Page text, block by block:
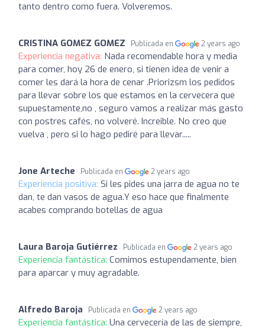
tanto dentro como fuera. Volveremos.
CRISTINA GOMEZ GOMEZ Publicada en 2 years ago
Experiencia negativa: Nada recomendable hora y media
para comer, hoy 26 de enero, si tienen idea de venir a
comer les dará la hora de cenar .Priorizsm los pedidos
para llevar sobre los que estamos en la cervecera que
supuestamente,no , seguro vamos a realizar más gasto
con postres cafés, no volveré. Increible. No creo que
vuelva , pero si lo hago pediré para llevar.....
Jone Arteche Publicada en 2 years ago
Experiencia positiva: Si les pides una jarra de agua no te
dan, te dan vasos de agua.Y eso hace que finalmente
acabes comprando botellas de agua
Laura Baroja Gutiérrez Publicada en 2 years ago
Experiencia fantástica: Comimos estupendamente, bien
para aparcar y muy agradable.
Alfredo Baroja Publicada en 2 years ago
Experiencia fantástica: Una cervecería de las de siempre,